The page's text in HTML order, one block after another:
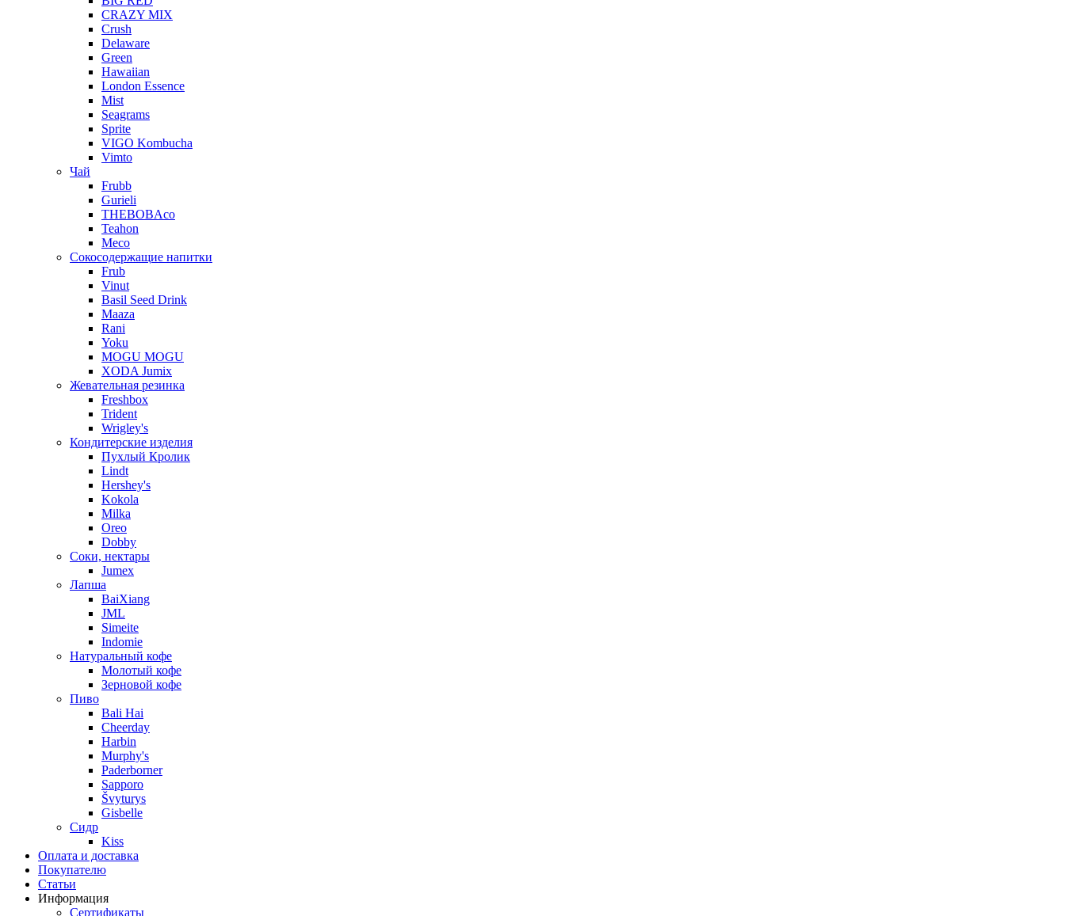
CRAZY MIX
Crush
Delaware
Green
Hawaiian
London Essence
Mist
Seagrams
Sprite
VIGO Kombucha
Vimto
Чай
Frubb
Gurieli
THEBOBAco
Teahon
Meco
Сокосодержащие напитки
Frub
Vinut
Basil Seed Drink
Maaza
Rani
Yoku
MOGU MOGU
XODA Jumix
Жевательная резинка
Freshbox
Trident
Wrigley's
Кондитерские изделия
Пухлый Кролик
Lindt
Hershey's
Kokola
Milka
Oreo
Dobby
Соки, нектары
Jumex
Лапша
BaiXiang
JML
Simeite
Indomie
Натуральный кофе
Молотый кофе
Зерновой кофе
Пиво
Bali Hai
Cheerday
Harbin
Murphy's
Paderborner
Sapporo
Švyturys
Gisbelle
Сидр
Kiss
Оплата и доставка
Покупателю
Статьи
Информация
Сертификаты